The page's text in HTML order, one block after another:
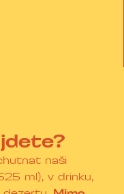
naši
ml), v drinku,